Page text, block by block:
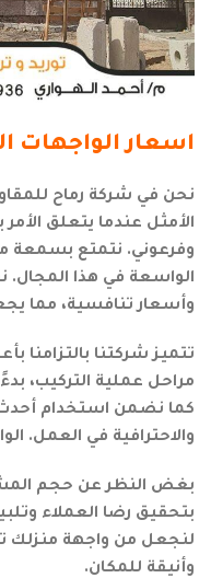
اسعار الواجهات
نحن في شركة رماح
الأمثل عندما يتعلق
وفرعوني. نتمتع بسمعة
الواسعة في هذا المجال.
وأسعار تنافسية، مما
تتميز شركتنا بالتزامنا
مراحل عملية التركيب،
كما نضمن استخدام أحدث
والاحترافية في العمل.
بغض النظر عن حجم
بتحقيق رضا العملاء
لنجعل من واجهة منزلك
وأنيقة للمكان.